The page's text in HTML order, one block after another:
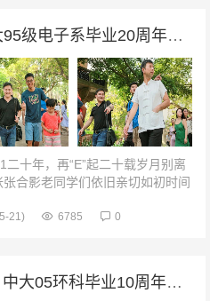
二十年，再“E”起！| 中大95级电子系毕业20周年聚会！
十年，再“E”起二十载岁月别离
合影老同学们依旧亲切如初时间
21) 6785 0
拾年相聚，时光与你！ | 中大05环科毕业10周年聚会！